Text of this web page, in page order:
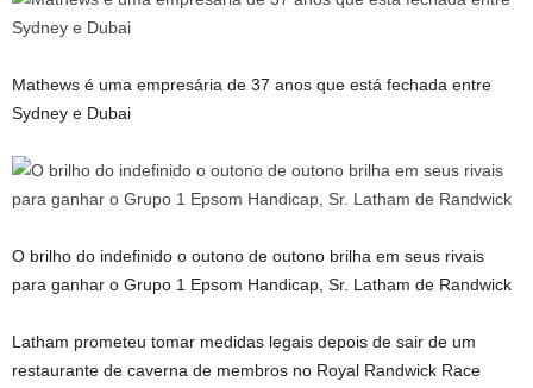
Mathews é uma empresária de 37 anos que está fechada entre
Sydney e Dubai
O brilho do indefinido o outono de outono brilha em seus rivais
para ganhar o Grupo 1 Epsom Handicap, Sr. Latham de Randwick
Latham prometeu tomar medidas legais depois de sair de um
restaurante de caverna de membros no Royal Randwick Race